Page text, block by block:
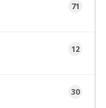
71
12
30